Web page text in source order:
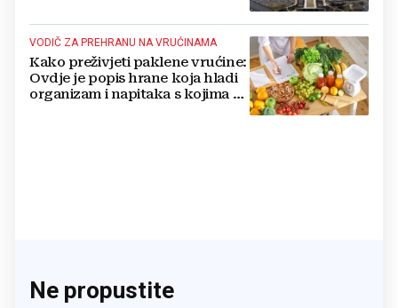
VODIČ ZA PREHRANU NA VRUĆINAMA
Kako preživjeti paklene vrućine:
Ovdje je popis hrane koja hladi
organizam i napitaka s kojima si
Ne propustite